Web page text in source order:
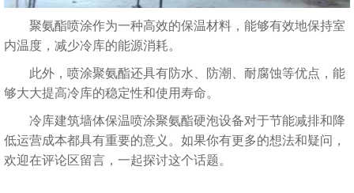
聚氨酯喷涂作为一种高效的保温材料，能够有效地保持室
内温度，减少冷库的能源消耗。
此外，喷涂聚氨酯还具有防水、防潮、耐腐蚀等优点，能
够大大提高冷库的稳定性和使用寿命。
冷库建筑墙体保温喷涂聚氨酯硬泡设备对于节能减排和降
低运营成本都具有重要的意义。如果你有更多的想法和疑问，
欢迎在评论区留言，一起探讨这个话题。